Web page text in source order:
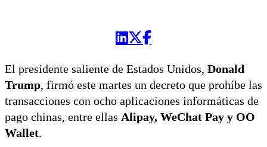
El presidente saliente de Estados Unidos, Donald
Trump, firmó este martes un decreto que prohíbe las
transacciones con ocho aplicaciones informáticas de
pago chinas, entre ellas Alipay, WeChat Pay y OO
Wallet.